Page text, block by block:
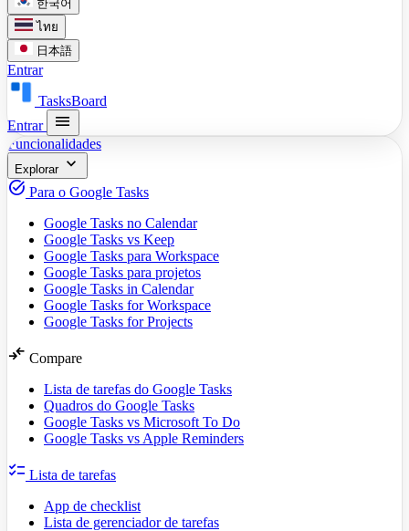
한국어
ไทย
日本語
Entrar
TasksBoard
Entrar
menu
Funcionalidades
Explorar expand_more
task_alt Para o Google Tasks
Google Tasks no Calendar
Google Tasks vs Keep
Google Tasks para Workspace
Google Tasks para projetos
Google Tasks in Calendar
Google Tasks for Workspace
Google Tasks for Projects
compare_arrows Compare
Lista de tarefas do Google Tasks
Quadros do Google Tasks
Google Tasks vs Microsoft To Do
Google Tasks vs Apple Reminders
checklist Lista de tarefas
App de checklist
Lista de gerenciador de tarefas